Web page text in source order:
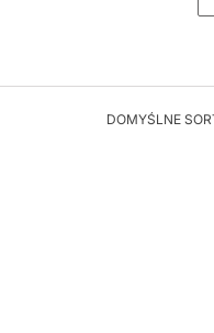
Namoi